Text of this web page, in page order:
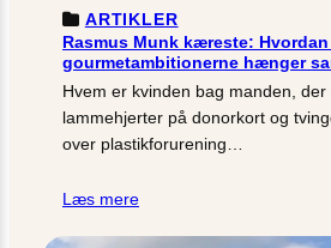
ARTIKLER
Rasmus Munk kæreste:
gourmetambitionerne hænger
Hvem er kvinden bag manden,
lammehjerter på donorkort og
over plastikforurening…
Læs mere